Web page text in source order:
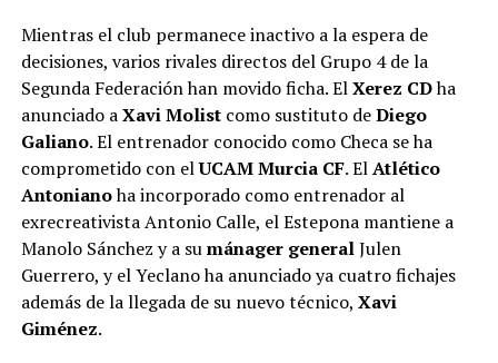
Mientras el club permanece inactivo a la espera de
decisiones, varios rivales directos del Grupo 4 de la
Segunda Federación han movido ficha. ElXerez CDha
anunciado aXavi Molistcomo sustituto deDiego
Galiano. El entrenador conocido como Checa se ha
comprometido con elUCAM Murcia CF. ElAtlético
Antonianoha incorporado como entrenador al
exrecreativista Antonio Calle, el Estepona mantiene a
Manolo Sánchez y a sumánager generalJulen
Guerrero, y el Yeclano ha anunciado ya cuatro fichajes
además de la llegada de su nuevo técnico, Xavi
Giménez.